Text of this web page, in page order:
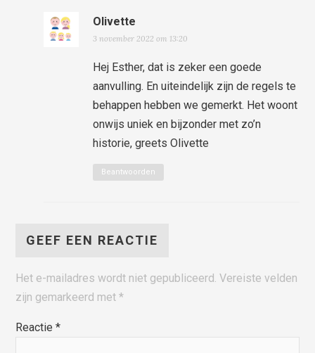
Olivette
3 november 2022 om 13:20
Hej Esther, dat is zeker een goede
aanvulling. En uiteindelijk zijn de regels te
behappen hebben we gemerkt. Het woont
onwijs uniek en bijzonder met zo’n
historie, greets Olivette
Beantwoorden
GEEF EEN REACTIE
Het e-mailadres wordt niet gepubliceerd. Vereiste velden
zijn gemarkeerd met*
Reactie*